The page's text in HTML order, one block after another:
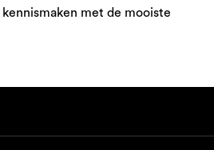
met de mooiste